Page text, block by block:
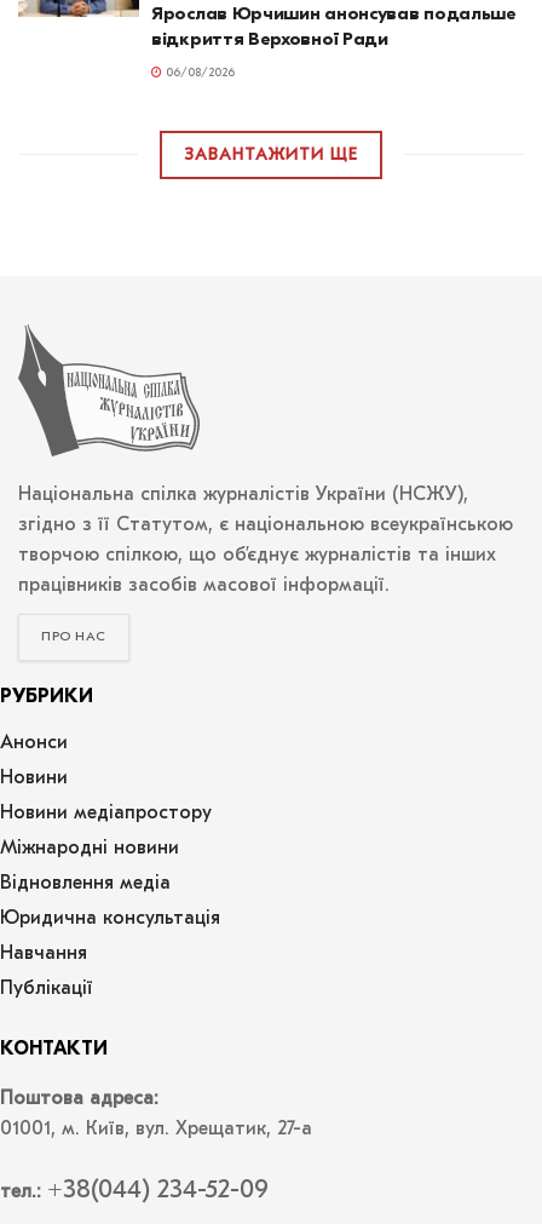
Ярослав Юрчишин анонсував подальше
відкриття Верховної Ради
06/08/2026
ЗАВАНТАЖИТИ ЩЕ
Національна спілка журналістів України (НСЖУ),
згідно з її Статутом, є національною всеукраїнською
творчою спілкою, що об’єднує журналістів та інших
працівників засобів масової інформації.
ПРО НАС
РУБРИКИ
Анонси
Новини
Новини медіапростору
Міжнародні новини
Відновлення медіа
Юридична консультація
Навчання
Публікації
КОНТАКТИ
Поштова адреса:
01001, м. Київ, вул. Хрещатик, 27-а
тел.: +38(044) 234-52-09